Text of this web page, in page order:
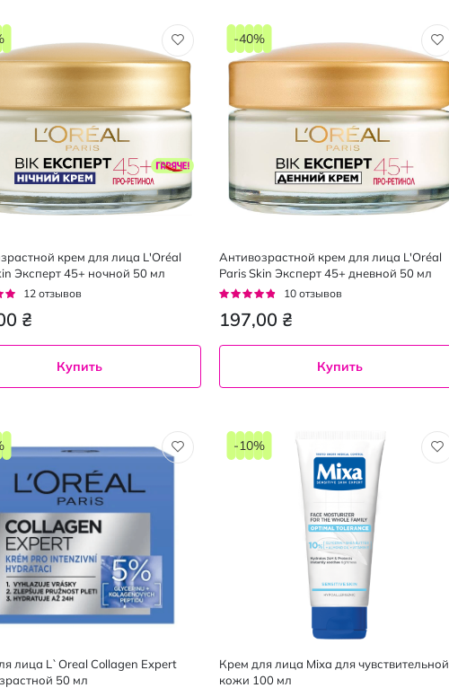
крем для лица L'Oréal
Эксперт 45+ ночной 50 мл
12 отзывов
₴
Купить
Антивозрастной крем для лица L'Oréal
Paris Skin Эксперт 45+ дневной 50 мл
Рейтинг:
10 отзывов
197,00 ₴
-40%
Купить
лица L`Oreal Collagen Expert
50 мл
Крем для лица Mixa для чувствительной
кожи 100 мл
-10%